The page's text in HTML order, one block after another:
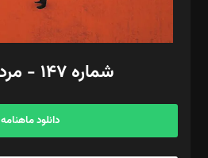
مد‌یر توسعه تجاری: کامبیز برید‌
امور مالی: شاپور رهبری، محمد‌ کاظمی‌نیا
آگهی و مشترکین: ۰۹۱۹۹۹۹۰۴۵۴
شماره ۱۴۷ - مرداد ۱۴۰۵
دانلود ماهنامه